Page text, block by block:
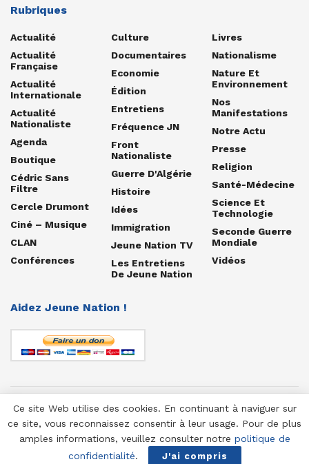
Rubriques
Actualité
Actualité
Française
Actualité
Internationale
Actualité
Nationaliste
Agenda
Boutique
Cédric Sans
Filtre
Cercle Drumont
Ciné – Musique
CLAN
Conférences
Culture
Documentaires
Economie
Édition
Entretiens
Fréquence JN
Front
Nationaliste
Guerre D'Algérie
Histoire
Idées
Immigration
Jeune Nation TV
Les Entretiens
De Jeune Nation
Livres
Nationalisme
Nature Et
Environnement
Nos
Manifestations
Notre Actu
Presse
Religion
Santé-Médecine
Science Et
Technologie
Seconde Guerre
Mondiale
Vidéos
Aidez Jeune Nation !
© 1958-2025 Jeune Nation
Ce site Web utilise des cookies. En continuant à naviguer sur
ce site, vous reconnaissez consentir à leur usage. Pour de plus
amples informations, veuillez consulter notre politique de
confidentialité. J'ai compris